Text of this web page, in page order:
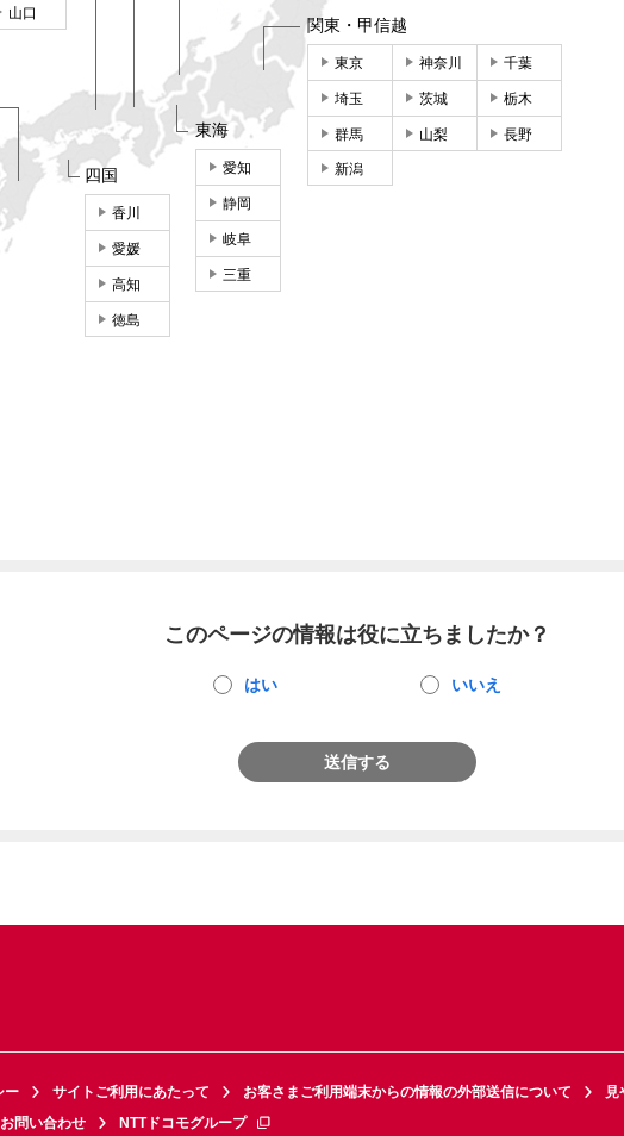
関東・甲信越
東京 神奈川 千葉
埼玉 茨城 栃木
群馬 山梨 長野
新潟
東海
愛知
静岡
岐阜
三重
山口
四国
香川
愛媛
高知
徳島
このページの情報は役に立ちましたか？
はい いいえ
送信する
ー サイトご利用にあたって お客さまご利用端末からの情報の外部送信について
見
お問い合わせ NTTドコモグループ